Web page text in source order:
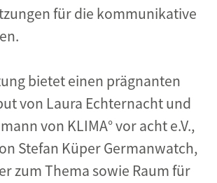
für die kommunikative
bietet einen prägnanten
von Laura Echternacht und
von KLIMA° vor acht e.V.,
Stefan Küper Germanwatch,
zum Thema sowie Raum für